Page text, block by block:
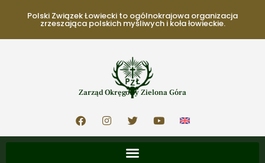
Polski Związek Łowiecki to ogólnokrajowa organizacja
zrzeszająca polskich myśliwych i koła łowieckie.
Zarząd Okręgowy Zielona Góra